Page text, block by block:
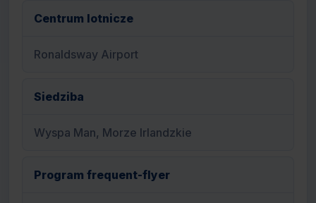
Centrum lotnicze
Ronaldsway Airport
Siedziba
Wyspa Man, Morze Irlandzkie
Program frequent-flyer